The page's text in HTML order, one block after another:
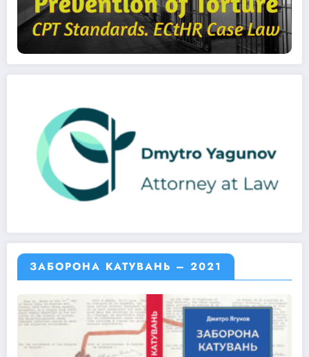
ЗАБОРОНА КАТУВАНЬ – 2021